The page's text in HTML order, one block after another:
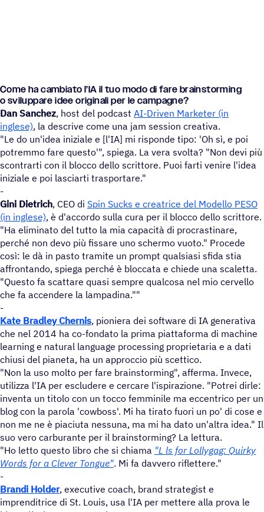
Come ha cambiato l’IA il tuo modo di fare brain­stor­ming
o svilup­pare idee origi­nali per le campagne?
Dan Sanchez, host del podcast AI-Driven Marketer (in
inglese), la descrive come una jam session creativa.
"Le do un'idea iniziale e [l'IA] mi risponde tipo: 'Oh sì, e poi
potremmo fare questo'", spiega. La vera svolta? "Non devi più
scontrarti con il blocco dello scrittore. Puoi farti venire l'idea
iniziale e poi lasciarti trasportare."
-
Gini Dietrich, CEO di Spin Sucks e creatrice del Modello PESO
(in inglese), è d'accordo sulla cura per il blocco dello scrittore.
"Ha eliminato del tutto la mia capacità di procrastinare,
perché non devo più fissare uno schermo vuoto." Procede
così: le dà in pasto tramite un prompt qualsiasi sfida stia
affrontando, spiega perché è bloccata e chiede una scaletta.
"Questo fa scattare quasi sempre qualcosa nel mio cervello
che fa accendere la lampadina.""
-
Kate Bradley Chernis, pioniera dei software di IA generativa
che nel 2014 ha co-fondato la prima piattaforma di machine
learning e natural language processing proprietaria e a dati
chiusi del pianeta, ha un approccio più scettico.
"Non la uso molto per fare brainstorming", afferma. Invece,
utilizza l'IA per escludere e cercare l'ispirazione. "Potrei dirle:
inventa un titolo con un tocco femminile ma eccentrico per un
blog con la parola 'cowboss'. Mi ha tirato fuori un po' di cose e
non me ne è piaciuta nessuna, ma mi ha dato un'altra idea." Il
suo vero carburante per il brainstorming? La lettura.
"Ho letto questo libro che si chiama "L ls for Lollygag: Quirky
Words for a Clever Tongue". Mi fa davvero riflettere."
-
Brandi Holder, executive coach, brand strategist e
imprenditrice di St. Louis, usa l'IA per mettere alla prova le